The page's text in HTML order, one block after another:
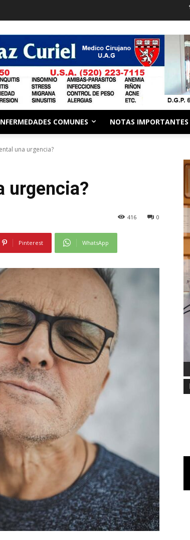
COMUNES NOTAS IMPORTANTES
una urgencia?
urgencia?
0
416
Pinterest WhatsApp